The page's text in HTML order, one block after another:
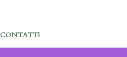
CONTATTI